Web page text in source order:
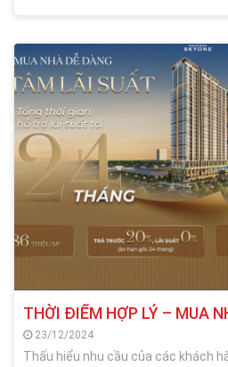
Boulevard trên thị trường bất động
THỜI ĐIỂM HỢP LÝ – MUA
23/12/2024
Thấu hiểu nhu cầu của các khách